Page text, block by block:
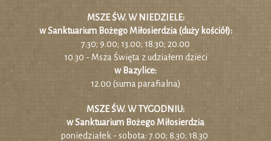
MSZE ŚW. W NIEDZIELE:
w Sanktuarium Bożego Miłosierdzia (duży kościół):
7.30; 9.00; 13.00; 18.30; 20.00
10.30 - Msza Święta z udziałem dzieci
w Bazylice:
12.00 (suma parafialna)
MSZE ŚW. W TYGODNIU:
w Sanktuarium Bożego Miłosierdzia
poniedziałek - sobota: 7.00; 8.30; 18.30